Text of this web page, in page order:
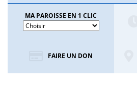
MA PAROISSE EN 1 CLIC
FAIRE UN DON